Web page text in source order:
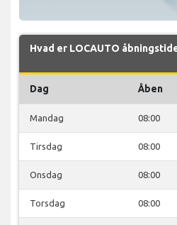
Hvad er LOCAUTO
Dag Åben
Mandag 08:00
Tirsdag 08:00
Onsdag 08:00
Torsdag 08:00